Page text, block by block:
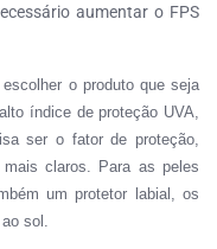
aumentar o FPS
o produto que seja
índice de proteção UVA,
ser o fator de proteção,
claros. Para as peles
um protetor labial, os
sol.